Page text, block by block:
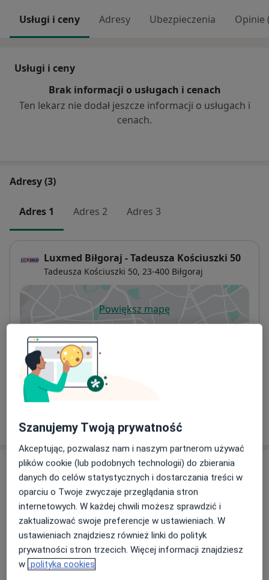
Usługi i ceny Adresy Ubezpieczenia Opinie
Usługi i ceny
Brak informacji o usługach i cenach
Ten lekarz nie dodał jeszcze informacji o usługach i
cenach.
Adresy (3)
Adres 1 Adres 2 Adres 3
Luxmed Biłgoraj - Tadeusza Kościuszki 50
Tadeusza Kościuszki 50, 23-400 Biłgoraj
Powiększ mapęotwiera się w nowej karcie
Dostępność
W tym gabinecie nie można umawiać wizyt przez
internet
Co mam zrobić w tej sytuacji?
Pokaż więcej
o adresie
Ubezpieczenia - brak akceptowanych
Ten specjalista przyjmuje wyłącznie pacjentów
prywatnych. Możesz opłacić wizytę samodzielnie lub
znaleźć innego specjalistę, który akceptuje Twoje
ubezpieczenie.
Szukaj specjalistów według ubezpieczenia
Szanujemy Twoją prywatność
Akceptując, pozwalasz nam i naszym partnerom używać
plików cookie (lub podobnych technologii) do zbierania
danych do celów statystycznych i dostarczania treści w
oparciu o Twoje zwyczaje przeglądania stron
internetowych. W każdej chwili możesz sprawdzić i
zaktualizować swoje preferencje w ustawieniach. W
ustawieniach znajdziesz również linki do polityk
prywatności stron trzecich. Więcej informacji znajdziesz
w polityka cookies